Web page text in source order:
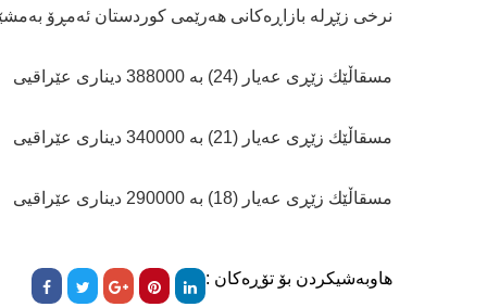
نرخی زێڕلە بازاڕەکانی ھەرێمی کوردستان ئەمڕۆ
مسقاڵێك زێڕی عەیار (24) بە 388000 دیناری عێراقیی
مسقاڵێك زێڕی عەیار (21) بە 340000 دیناری عێراقیی
مسقاڵێك زێڕی عەیار (18) بە 290000 دیناری عێراقیی
هاوبەشیکردن بۆ تۆڕەکان :